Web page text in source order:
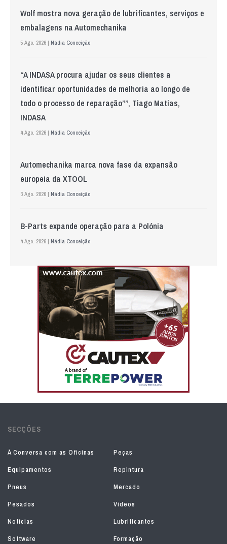
Wolf mostra nova geração de lubrificantes, serviços e
embalagens na Automechanika
5 Ago. 2026 | Nádia Conceição
“A INDASA procura ajudar os seus clientes a
identificar oportunidades de melhoria ao longo de
todo o processo de reparação””, Tiago Matias,
INDASA
4 Ago. 2026 | Nádia Conceição
Automechanika marca nova fase da expansão
europeia da XTOOL
3 Ago. 2026 | Nádia Conceição
B-Parts expande operação para a Polónia
4 Ago. 2026 | Nádia Conceição
SECÇÕES
À Conversa com as Oficinas
Peças
Equipamentos
Repintura
Pneus
Mercado
Pesados
Vídeos
Notícias
Lubrificantes
Software
Formação